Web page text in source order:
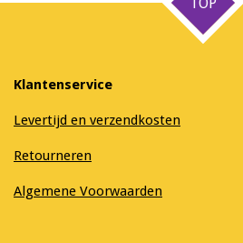
Klantenservice
Levertijd en verzendkosten
Retourneren
Algemene Voorwaarden